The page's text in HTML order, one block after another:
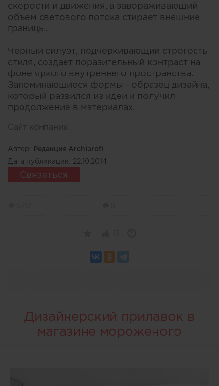
скорости и движения, а завораживающий
объем светового потока стирает внешние
границы.
Черный силуэт, подчеркивающий строгость
стиля, создает поразительный контраст на
фоне яркого внутреннего пространства.
Запоминающиеся формы - образец дизайна,
который развился из идеи и получил
продолжение в материалах.
Сайт компании.
Автор: Редакция Archiprofi
Дата публикации: 22.10.2014
Связаться
Дизайнерский прилавок в
магазине мороженого